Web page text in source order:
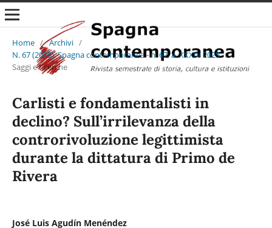
Home / Archivi /
N. 67 (2025): Spagna contemporanea - n. 67, a. XXXIV 2025 /
Saggi e ricerche
Carlisti e fondamentalisti in
declino? Sull’irrilevanza della
controrivoluzione legittimista
durante la dittatura di Primo de
Rivera
José Luis Agudín Menéndez